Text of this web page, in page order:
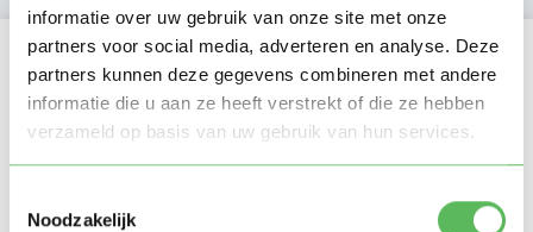
informatie over uw gebruik van onze site met onze
partners voor social media, adverteren en analyse. Deze
partners kunnen deze gegevens combineren met andere
informatie die u aan ze heeft verstrekt of die ze hebben
verzameld op basis van uw gebruik van hun services.
Noodzakelijk
Locatie oppasadres (Groningen)